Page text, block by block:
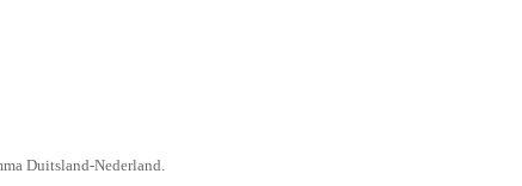
Duitsland-Nederland.